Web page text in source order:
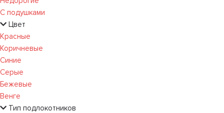
С подушками
Цвет
Красные
Коричневые
Синие
Серые
Бежевые
Венге
Тип подлокотников